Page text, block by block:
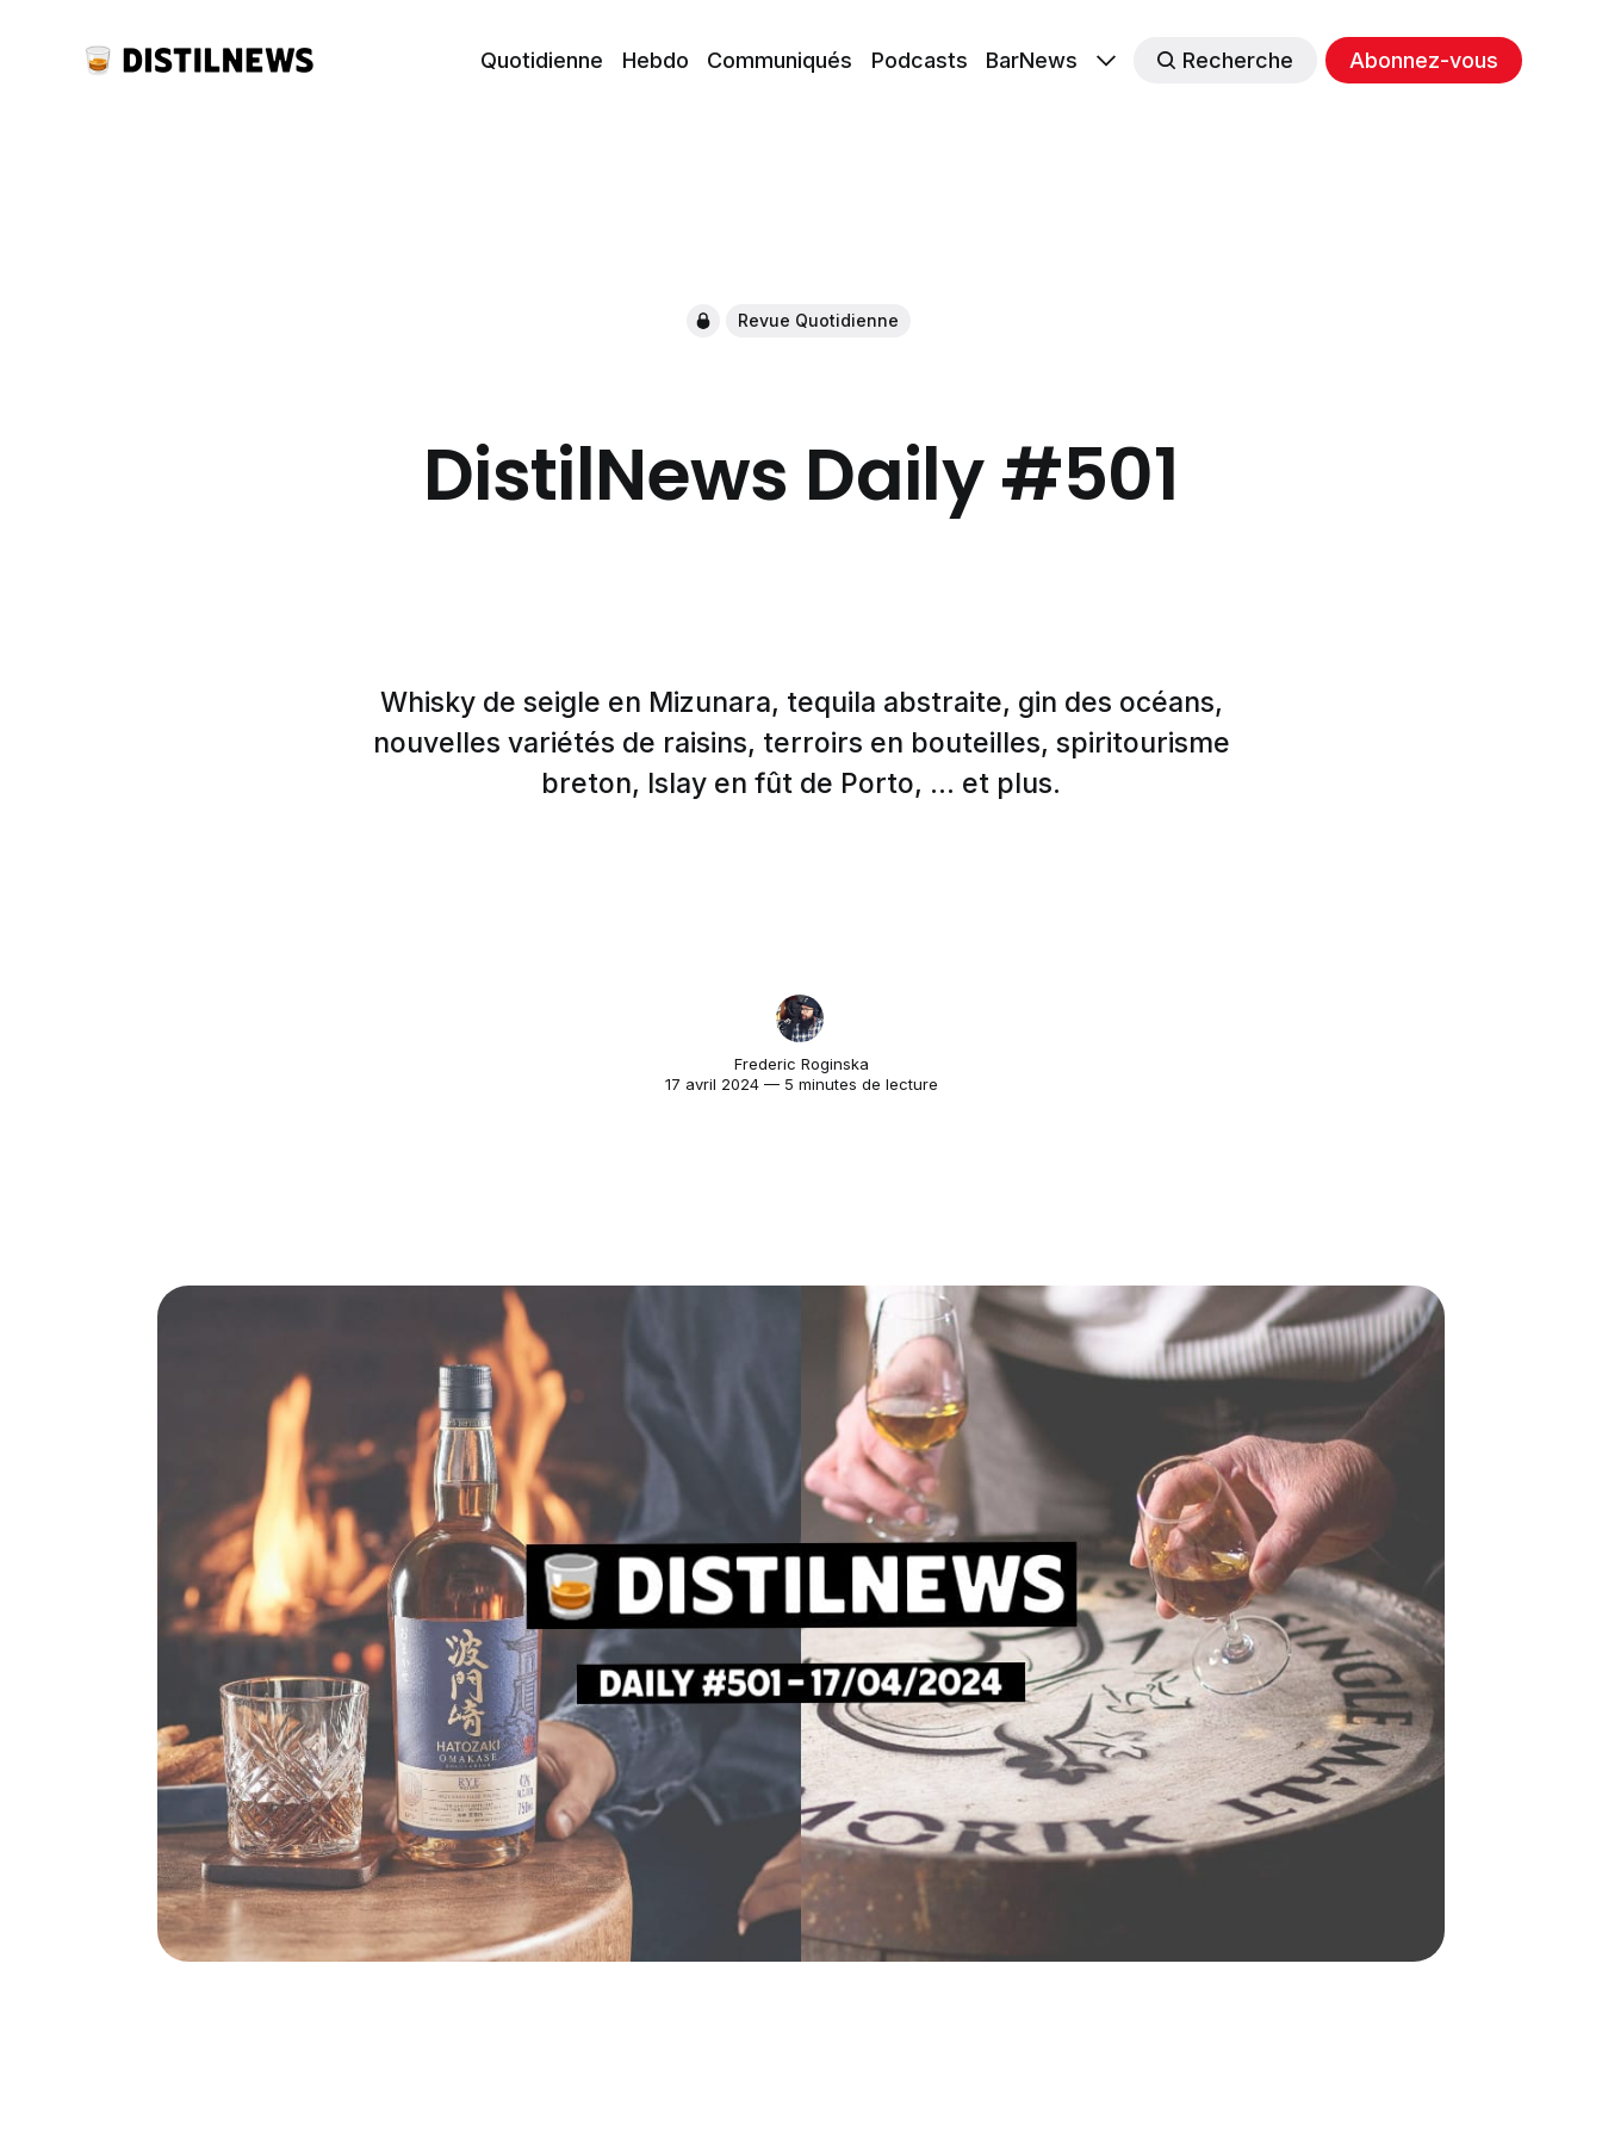
Quotidienne Hebdo Communiqués Podcasts BarNews Recherche Abonnez-vous
Revue Quotidienne
DistilNews Daily #501
Whisky de seigle en Mizunara, tequila abstraite, gin des océans,
nouvelles variétés de raisins, terroirs en bouteilles, spiritourisme
breton, Islay en fût de Porto, ... et plus.
Frederic Roginska
17 avril 2024 — 5 minutes de lecture